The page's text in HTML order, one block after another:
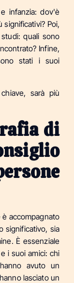
infanzia: dov'è
significativi? Poi,
quali sono
Infine,
stati i suoi
sarà più
di
accompagnato
significativo, sia
È essenziale
i suoi amici: chi
avuto un
lasciato un